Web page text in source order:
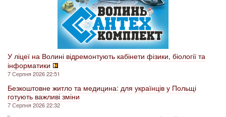
У ліцеї на Волині відремонтують кабінети фізики, біології та
інформатики
7 Серпня 2026 22:51
Безкоштовне житло та медицина: для українців у Польщі
готують важливі зміни
7 Серпня 2026 22:32